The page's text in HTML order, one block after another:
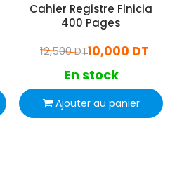
Cahier Registre Finicia
400 Pages
10,000 DT
12,500 DT
En stock
Ajouter au panier